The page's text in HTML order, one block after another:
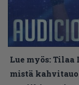
Lue myös:Tilaa
mistä